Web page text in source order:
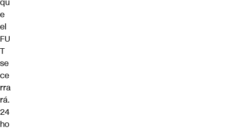
e
el
FU
T
se
ce
rra
rá.
24
ho